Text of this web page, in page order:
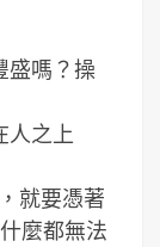
盛嗎？操
人之上
就要憑著
麼都無法